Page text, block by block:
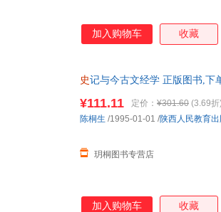
加入购物车 收藏
史记与今古文经学 正版图书,下
¥111.11 定价： ¥301.60 (3.69折
玥桐图书专营店
陈桐生 /1995-01-01 /陕西人民教育
加入购物车 收藏